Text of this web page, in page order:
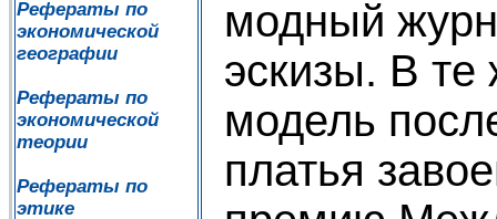
Рефераты по
экономической
географии
Рефераты по
экономической
теории
Рефераты по
этике
модный
эскизы. В
модель
платья